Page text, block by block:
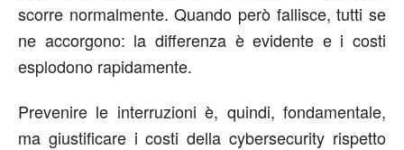
scorre normalmente. Quando però fallisce, tutti se
ne accorgono: la differenza è evidente e i costi
esplodono rapidamente.
Prevenire le interruzioni è, quindi, fondamentale,
ma giustificare i costi della cybersecurity rispetto